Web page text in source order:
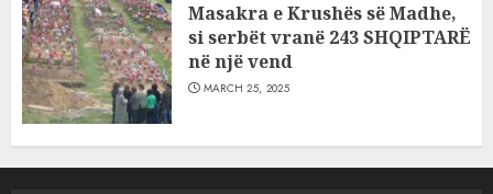
Masakra e Krushës së Madhe,
si serbët vranë 243 SHQIPTARË
në një vend
MARCH 25, 2025